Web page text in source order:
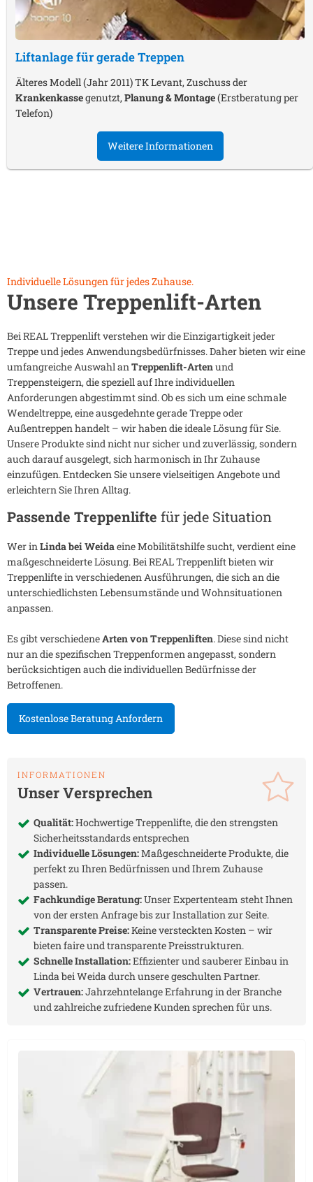
Liftanlage für gerade Treppen
Älteres Modell (Jahr 2011) TK Levant, Zuschuss der
Krankenkassegenutzt,Planung & Montage(Erstberatung per
Telefon)
Weitere Informationen
Individuelle Lösungen für jedes Zuhause.
Unsere Treppenlift-Arten
Bei REAL Treppenlift verstehen wir die Einzigartigkeit jeder
Treppe und jedes Anwendungsbedürfnisses. Daher bieten wir eine
umfangreiche Auswahl anTreppenlift-Artenund
Treppensteigern, die speziell auf Ihre individuellen
Anforderungen abgestimmt sind. Ob es sich um eine schmale
Wendeltreppe, eine ausgedehnte gerade Treppe oder
Außentreppen handelt – wir haben die ideale Lösung für Sie.
Unsere Produkte sind nicht nur sicher und zuverlässig, sondern
auch darauf ausgelegt, sich harmonisch in Ihr Zuhause
einzufügen. Entdecken Sie unsere vielseitigen Angebote und
erleichtern Sie Ihren Alltag.
Passende Treppenlifte für jede Situation
Wer inLinda bei Weidaeine Mobilitätshilfe sucht, verdient eine
maßgeschneiderte Lösung. Bei REAL Treppenlift bieten wir
Treppenlifte in verschiedenen Ausführungen, die sich an die
unterschiedlichsten Lebensumstände und Wohnsituationen
anpassen.
Es gibt verschiedeneArten von Treppenliften. Diese sind nicht
nur an die spezifischen Treppenformen angepasst, sondern
berücksichtigen auch die individuellen Bedürfnisse der
Betroffenen.
Kostenlose Beratung Anfordern
INFORMATIONEN
Unser Versprechen
Qualität:Hochwertige Treppenlifte, die den strengsten
Sicherheitsstandards entsprechen
Individuelle Lösungen:Maßgeschneiderte Produkte, die
perfekt zu Ihren Bedürfnissen und Ihrem Zuhause
passen.
Fachkundige Beratung:Unser Expertenteam steht Ihnen
von der ersten Anfrage bis zur Installation zur Seite.
Transparente Preise:Keine versteckten Kosten – wir
bieten faire und transparente Preisstrukturen.
Schnelle Installation:Effizienter und sauberer Einbau in
Linda bei Weidadurch unsere geschulten Partner.
Vertrauen:Jahrzehntelange Erfahrung in der Branche
und zahlreiche zufriedene Kunden sprechen für uns.